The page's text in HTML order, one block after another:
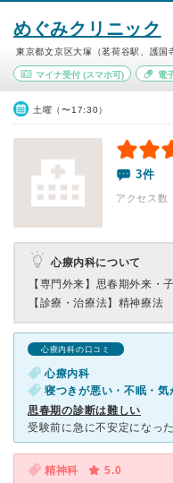
めぐみクリニック
東京都文京区大塚（茗荷谷駅、護国
マイナ受付 (スマホ可) 電
土曜（〜17:30）
3件
アクセス
心療内科について
【専門外来】 思春期外来・
【診療・治療法】 精神療法
心療内科の口コミ
心療内科
寝つきが悪い・不眠・気
思春期の診断は難しい
精神科
5.0